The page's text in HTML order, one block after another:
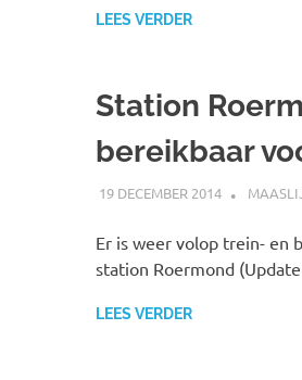
LEES VERDER
Station
bereikbaar
19 DECEMBER 2014
Er is weer volop trein- en
station Roermond
LEES VERDER